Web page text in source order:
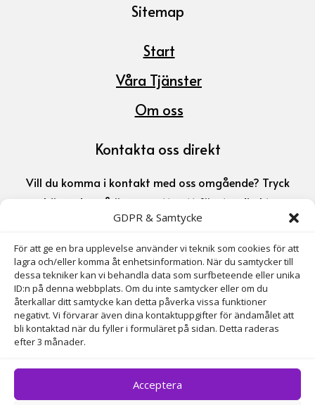
GDPR & Samtycke
För att ge en bra upplevelse använder vi teknik som cookies för att
lagra och/eller komma åt enhetsinformation. När du samtycker till
dessa tekniker kan vi behandla data som surfbeteende eller unika
ID:n på denna webbplats. Om du inte samtycker eller om du
återkallar ditt samtycke kan detta påverka vissa funktioner
negativt. Vi förvarar även dina kontaktuppgifter för ändamålet att
bli kontaktad när du fyller i formuläret på sidan. Detta raderas
efter 3 månader.
Acceptera
Sitemap
Start
Våra Tjänster
Om oss
Kontakta oss direkt
Vill du komma i kontakt med oss omgående? Tryck
här nedan så öppnas ett nytt fönster direkt.
072-311 03 35
 gita.latkovska@gmail.com
Adress
Axel Wennergrens Väg 10, 135 39 Tyresö